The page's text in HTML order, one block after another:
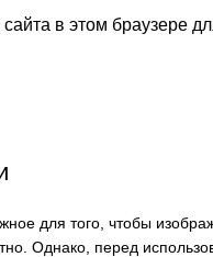
в этом браузере
для того, чтобы
Однако, перед